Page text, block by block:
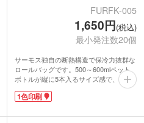
FURFK-005
1,650円(税込)
最小発注数20個
サーモス独自の断熱構造で保冷力抜群な
ロールバッグです。500～600mlペット
ボトルが縦に5本入るサイズ感で、アウ
トドアやスポーツシーンに最適！開け閉
めが簡単なロールトップ型でランチバッ
表面にロゴや学校名を名入れして、アウ
1色印刷